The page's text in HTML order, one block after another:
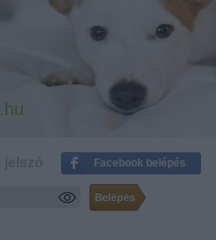
.hu
Facebook belépés